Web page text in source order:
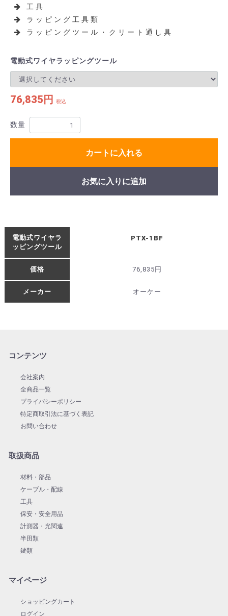
工具
ラッピング工具類
ラッピングツール・クリート通し具
電動式ワイヤラッピングツール
76,835円 税込
数量
カートに入れる
お気に入りに追加
電動式ワイヤラ
ッピングツール
PTX-1BF
価格 76,835円
メーカー オーケー
コンテンツ
会社案内
全商品一覧
プライバシーポリシー
特定商取引法に基づく表記
お問い合わせ
取扱商品
材料・部品
ケーブル・配線
工具
保安・安全用品
計測器・光関連
半田類
鍵類
マイページ
ショッピングカート
ログイン